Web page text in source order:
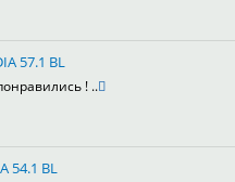
57.1 BL
! ..
54.1 BL